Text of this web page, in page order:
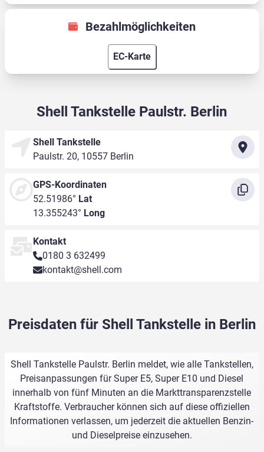
Bezahlmöglichkeiten
EC-Karte
Shell Tankstelle Paulstr. Berlin
Shell Tankstelle
Paulstr. 20, 10557 Berlin
GPS-Koordinaten
52.51986° Lat
13.355243° Long
Kontakt
0180 3 632499
kontakt@shell.com
Preisdaten für Shell Tankstelle in Berlin
Shell Tankstelle Paulstr. Berlin meldet, wie alle Tankstellen,
Preisanpassungen für Super E5, Super E10 und Diesel
innerhalb von fünf Minuten an die Markttransparenzstelle
Kraftstoffe. Verbraucher können sich auf diese offiziellen
Informationen verlassen, um jederzeit die aktuellen Benzin-
und Dieselpreise einzusehen.